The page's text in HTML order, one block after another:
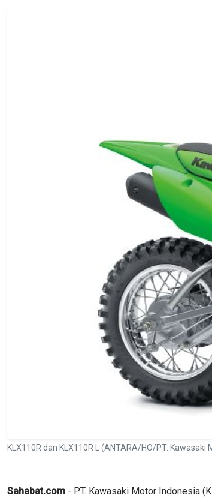
KLX110R dan KLX110R L (ANTARA/HO/PT. Kawasaki
Sahabat.com - PT. Kawasaki Motor Indonesia